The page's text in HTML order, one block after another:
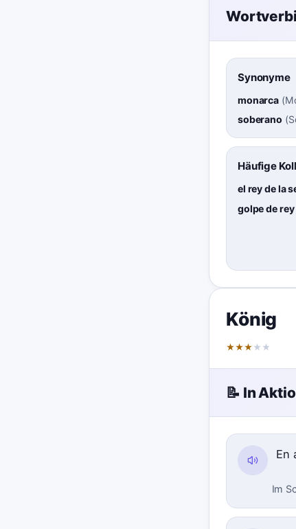
Synonyme
monarca (
soberano (
Häufige
el rey de la
golpe de rey
König
★★★ ★ ★
📝 In
En
Im